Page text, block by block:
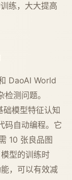
练，大大提高
DaoAI World
测问题。
础模型特征认知
码自动编程。它
10 张良品图
型的训练时
，可以有效减